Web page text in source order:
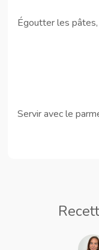
Égoutter les
Servir avec le